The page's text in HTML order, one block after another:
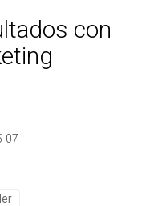
con
07-